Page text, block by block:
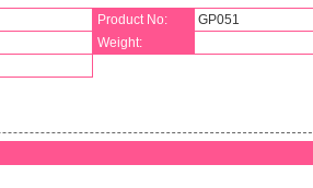
Product No: GP051
Weight: